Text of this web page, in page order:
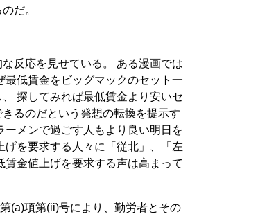
だ。
反応を見せている。 ある漫画では
最低賃金をビッグマックのセット一
探してみれば最低賃金より安いセ
るのだという発想の転換を提示す
メンで過ごす人もより良い明日を
を要求する人々に「従北」、「左
金値上げを要求する声は高まって
(a)項第(ii)号により、勤労者とその